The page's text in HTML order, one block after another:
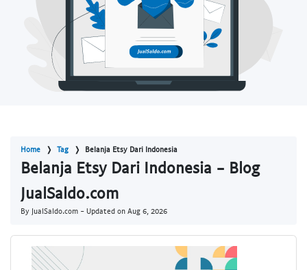
Home Tag Belanja Etsy Dari Indonesia
Belanja Etsy Dari Indonesia - Blog
JualSaldo.com
By JualSaldo.com - Updated on Aug 6, 2026